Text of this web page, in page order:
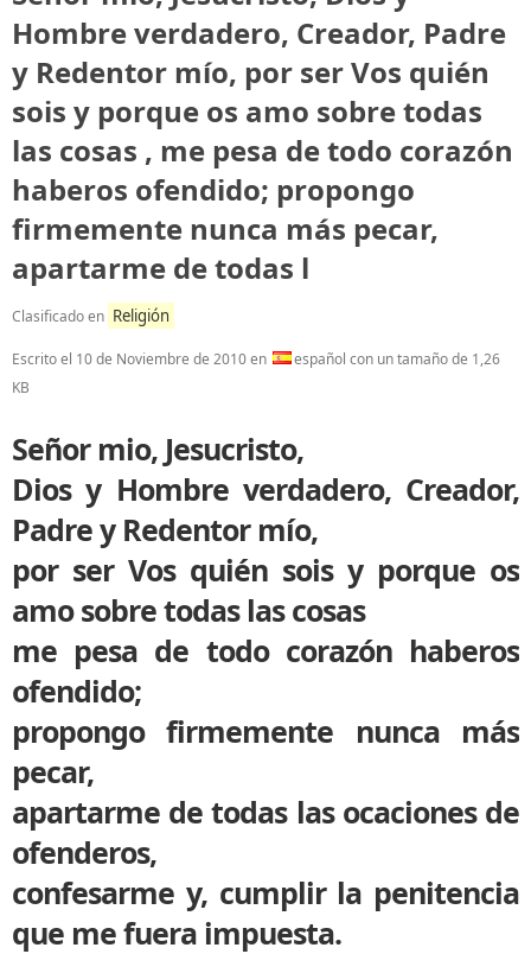
Hombre verdadero, Creador, Padre
y Redentor mío, por ser Vos quién
sois y porque os amo sobre todas
las cosas , me pesa de todo corazón
haberos ofendido; propongo
firmemente nunca más pecar,
apartarme de todas l
Clasificado en Religión
Escrito el 10 de Noviembre de 2010en
español con un tamaño de 1,26
KB
Señor mio, Jesucristo,
Dios y Hombre verdadero, Creador,
Padre y Redentor mío,
por ser Vos quién sois y porque os
amo sobre todas las cosas
me pesa de todo corazón haberos
ofendido;
propongo firmemente nunca más
pecar,
apartarme de todas las ocaciones de
ofenderos,
confesarme y, cumplir la penitencia
que me fuera impuesta.